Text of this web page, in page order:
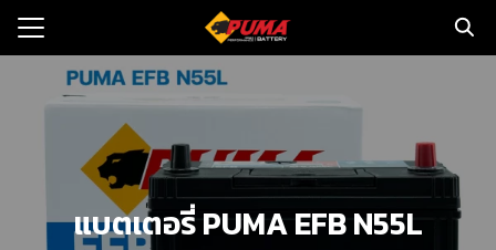
Skip
อรี่รถยนต์
มและข่าว
Search
แบตเตอรี่ PUMA EFB N55L